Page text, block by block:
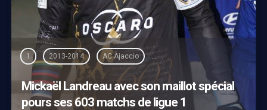
1 2013-2014 AC Ajaccio Championnat de France de Ligue
Mickaël Landreau avec son maillot spécial
pours ses 603 matchs de ligue 1